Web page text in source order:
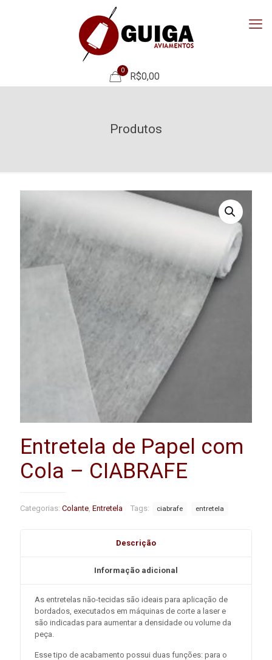
0
R$0,00
Produtos
Entretela de Papel com
Cola – CIABRAFE
Categorias: Colante Entretela Tags: ciabrafe entretela
Descrição
Informação adicional
As entretelas não-tecidas são ideais para aplicação de
bordados, executados em máquinas de corte a laser e
são indicadas para aumentar a densidade ou volume da
peça.
Esse tipo de acabamento possui duas funções: para o